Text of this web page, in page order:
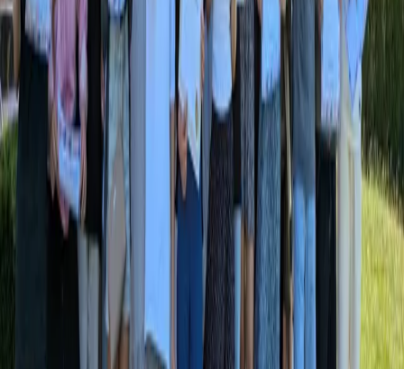
Decazeville2026
Lyon 2026
Nantes 2026
Lille2026
Bordeaux
Le réseau européen : 500 000 élèves dans 8 pays. La même fierté,
du CM1 à la 1ère professionnelle.
Voir le concours en détail
Sylvie M.
Collège · Région lyonnaise · 2025
Le Big Challenge donne un objectif concret à mes
élèves. Voir leur
le jour des résultats vaut tous les
manuels du monde.
Professeure d'anglais Collège · Région lyonnaise · 2025